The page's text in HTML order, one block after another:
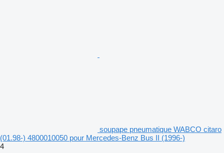
soupape pneumatique WABCO citaro
(01.98-) 4800010050 pour Mercedes-Benz Bus II (1996-)
4